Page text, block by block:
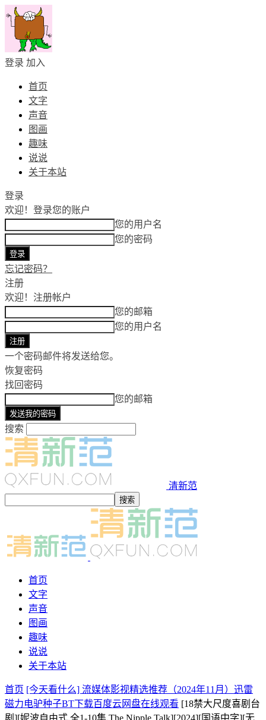
登录 加入
首页
文字
声音
图画
趣味
说说
关于本站
登录
欢迎！ 登录您的账户
您的用户名
您的密码
忘记密码？
注册
欢迎！ 注册帐户
您的邮箱
您的用户名
一个密码邮件将发送给您。
恢复密码
找回密码
您的邮箱
搜索
清新范
首页
文字
声音
图画
趣味
说说
关于本站
首页 [今天看什么] 流媒体影视精选推荐（2024年11月）迅雷
磁力电驴种子BT下载百度云网盘在线观看 [18禁大尺度喜剧台
剧][妮波自由式.全1-10集.The Nipple Talk][2024][国语中字][无